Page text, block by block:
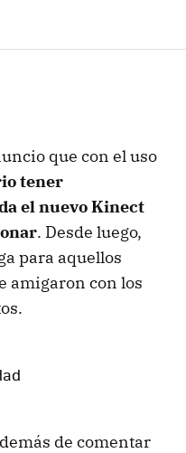
que con el uso
tener
el nuevo Kinect
. Desde luego,
para aquellos
amigaron con los
de comentar